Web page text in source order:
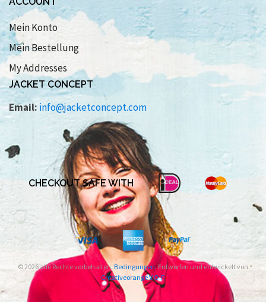
Mein Konto
Mein Bestellung
My Addresses
JACKET CONCEPT
Email: info@jacketconcept.com
CHECKOUT SAFE WITH
© 2026 alle Rechte vorbehalten. Bedingungen. Entworfen und entwickelt von
Creativeorange V.O.F.